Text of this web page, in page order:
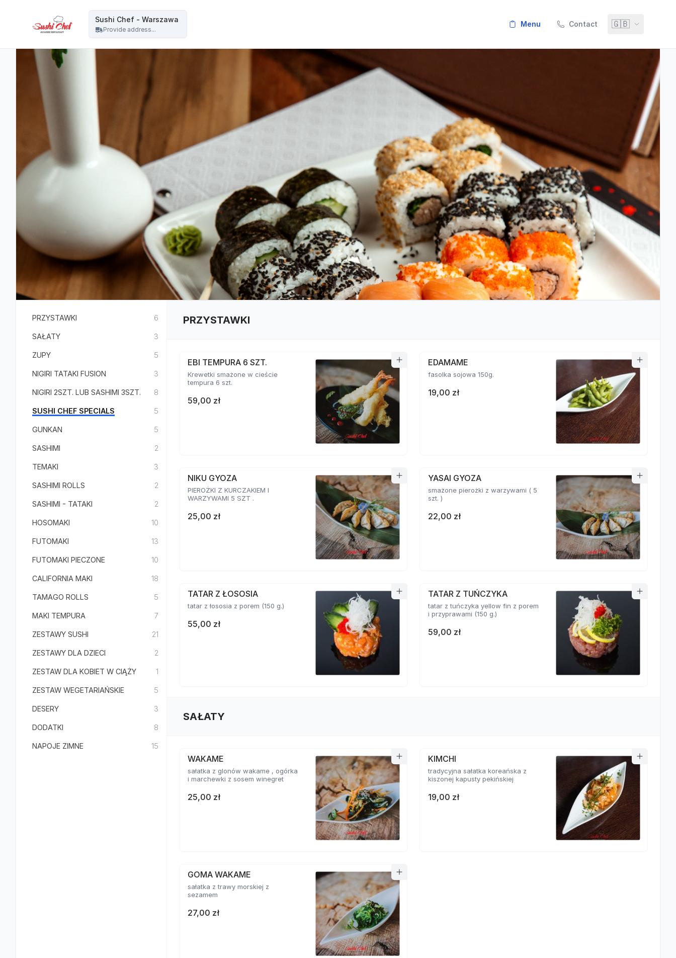
Sushi Chef - Warszawa
Provide address...
menu Contact 🇬🇧
PRZYSTAWKI 6
SAŁATY 3
ZUPY 5
NIGIRI TATAKI FUSION 3
NIGIRI 2SZT. LUB SASHIMI 3SZT. 8
SUSHI CHEF SPECIALS 5
GUNKAN 5
SASHIMI 2
TEMAKI 3
SASHIMI ROLLS 2
SASHIMI - TATAKI 2
HOSOMAKI 10
FUTOMAKI 13
FUTOMAKI PIECZONE 10
CALIFORNIA MAKI 18
TAMAGO ROLLS 5
MAKI TEMPURA 7
ZESTAWY SUSHI 21
ZESTAWY DLA DZIECI 2
ZESTAW DLA KOBIET W CIĄŻY 1
ZESTAW WEGETARIAŃSKIE 5
DESERY 3
DODATKI 8
NAPOJE ZIMNE 15
PRZYSTAWKI
EBI TEMPURA 6 SZT.
Krewetki smażone w cieście
tempura 6 szt.
59,00 zł
EDAMAME
fasolka sojowa 150g.
19,00 zł
NIKU GYOZA
PIEROŻKI Z KURCZAKIEM I
WARZYWAMI 5 SZT .
25,00 zł
YASAI GYOZA
smażone pierożki z warzywami ( 5
szt. )
22,00 zł
TATAR Z ŁOSOSIA
tatar z łososia z porem (150 g.)
55,00 zł
TATAR Z TUŃCZYKA
tatar z tuńczyka yellow fin z porem
i przyprawami (150 g.)
59,00 zł
SAŁATY
WAKAME
sałatka z glonów wakame , ogórka
i marchewki z sosem winegret
25,00 zł
KIMCHI
tradycyjna sałatka koreańska z
kiszonej kapusty pekińskiej
19,00 zł
GOMA WAKAME
sałatka z trawy morskiej z
sezamem
27,00 zł